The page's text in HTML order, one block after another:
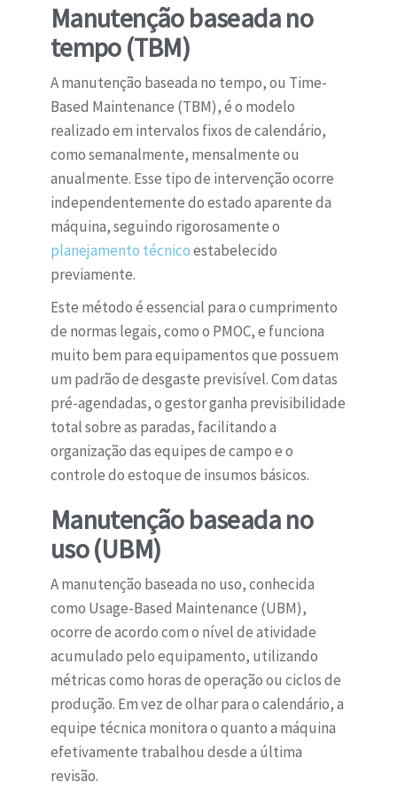
Manutenção baseada no
tempo (TBM)
A manutenção baseada no tempo, ou Time-
Based Maintenance (TBM), é o modelo
realizado em intervalos fixos de calendário,
como semanalmente, mensalmente ou
anualmente. Esse tipo de intervenção ocorre
independentemente do estado aparente da
máquina, seguindo rigorosamente o
planejamento técnicoestabelecido
previamente.
Este método é essencial para o cumprimento
de normas legais, como o PMOC, e funciona
muito bem para equipamentos que possuem
um padrão de desgaste previsível. Com datas
pré-agendadas, o gestor ganha previsibilidade
total sobre as paradas, facilitando a
organização das equipes de campo e o
controle do estoque de insumos básicos.
Manutenção baseada no
uso (UBM)
A manutenção baseada no uso, conhecida
como Usage-Based Maintenance (UBM),
ocorre de acordo com o nível de atividade
acumulado pelo equipamento, utilizando
métricas como horas de operação ou ciclos de
produção. Em vez de olhar para o calendário, a
equipe técnica monitora o quanto a máquina
efetivamente trabalhou desde a última
revisão.